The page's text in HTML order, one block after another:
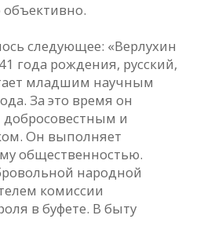
следующее: «Верлухин
года рождения, русский,
младшим научным
За это время он
добросовестным и
Он выполняет
общественностью.
народной
комиссии
в буфете. В быту